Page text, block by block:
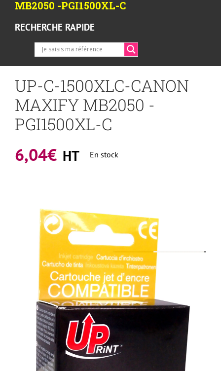
MB2050 -PGI1500XL-C
RECHERCHE RAPIDE
UP-C-1500XLC-CANON
MAXIFY MB2050 -
PGI1500XL-C
6,04€ HT En stock